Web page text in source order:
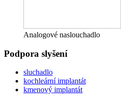
Analogové naslouchadlo
Podpora slyšení
sluchadlo
kochleární implantát
kmenový implantát